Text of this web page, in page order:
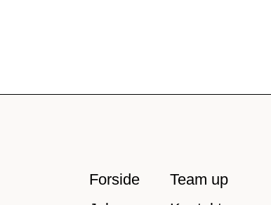
Forside
Team up